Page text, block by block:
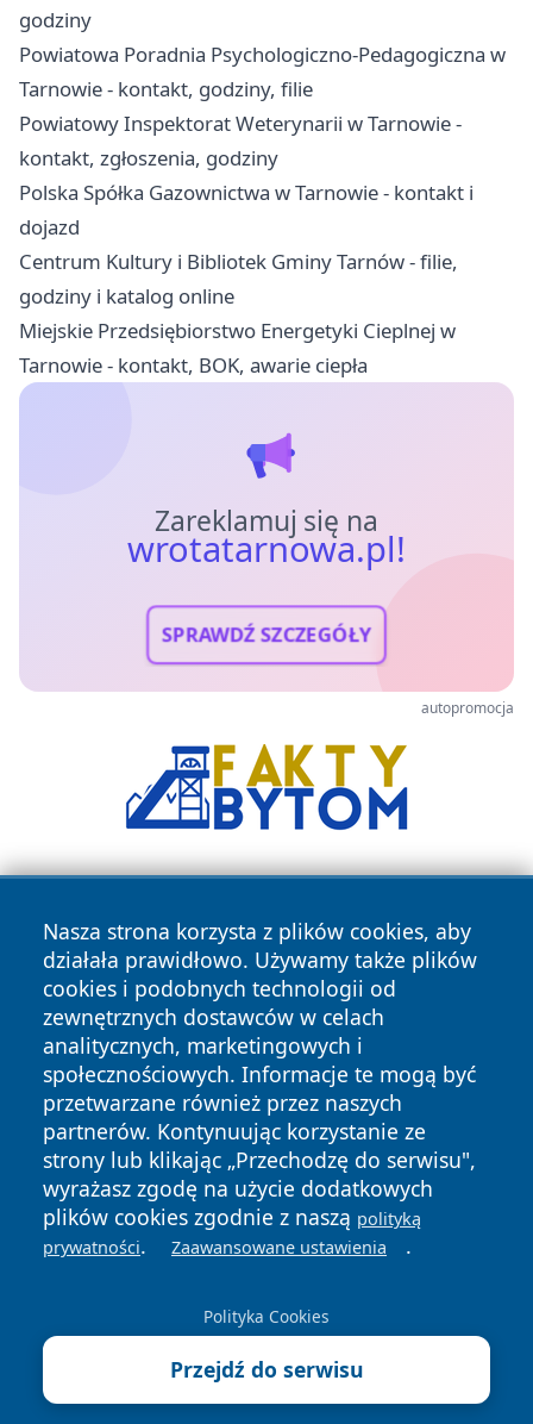
godziny
Powiatowa Poradnia Psychologiczno-Pedagogiczna w
Tarnowie - kontakt, godziny, filie
Powiatowy Inspektorat Weterynarii w Tarnowie -
kontakt, zgłoszenia, godziny
Polska Spółka Gazownictwa w Tarnowie - kontakt i
dojazd
Centrum Kultury i Bibliotek Gminy Tarnów - filie,
godziny i katalog online
Miejskie Przedsiębiorstwo Energetyki Cieplnej w
Tarnowie - kontakt, BOK, awarie ciepła
Zareklamuj się na
wrotatarnowa.pl!
SPRAWDŹ SZCZEGÓŁY
autopromocja
Nasza strona korzysta z plików cookies, aby
działała prawidłowo. Używamy także plików
cookies i podobnych technologii od
zewnętrznych dostawców w celach
analitycznych, marketingowych i
społecznościowych. Informacje te mogą być
przetwarzane również przez naszych
partnerów. Kontynuując korzystanie ze
strony lub klikając „Przechodzę do serwisu",
wyrażasz zgodę na użycie dodatkowych
plików cookies zgodnie z naszą polityką
prywatności. Zaawansowane ustawienia .
Polityka Cookies
Przejdź do serwisu
Copyright © 2026 wrotatarnowa.pl Wszystkie prawa
zastrzeżone.
News Autorzy
Polityka
Prywatności
Polityka
Cookies